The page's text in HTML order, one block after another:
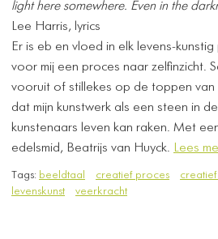
light here somewhere. Even in the
Lee Harris, lyrics
Er is eb en vloed in elk levens-
voor mij een proces naar zelfinzicht.
vooruit of stillekes op de toppen van
dat mijn kunstwerk als een steen in
kunstenaars leven kan raken. Met
edelsmid, Beatrijs van Huyck. Lees
Tags: beeldtaal creatief proces creatief
levenskunst
veerkracht